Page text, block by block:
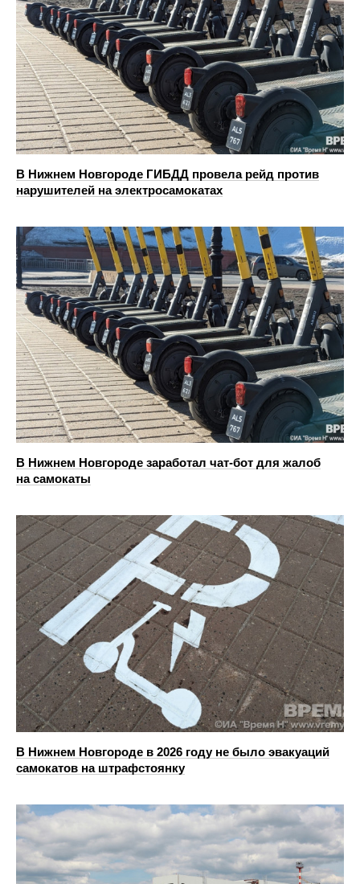
В Нижнем Новгороде ГИБДД провела рейд против
нарушителей на электросамокатах
В Нижнем Новгороде заработал чат-бот для жалоб
на самокаты
В Нижнем Новгороде в 2026 году не было эвакуаций
самокатов на штрафстоянку